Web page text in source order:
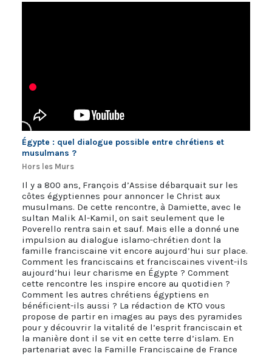
Égypte : quel dialogue possible entre chrétiens et
musulmans ?
Hors les Murs
Il y a 800 ans, François d’Assise débarquait sur les
côtes égyptiennes pour annoncer le Christ aux
musulmans. De cette rencontre, à Damiette, avec le
sultan Malik Al-Kamil, on sait seulement que le
Poverello rentra sain et sauf. Mais elle a donné une
impulsion au dialogue islamo-chrétien dont la
famille franciscaine vit encore aujourd’hui sur place.
Comment les franciscains et franciscaines vivent-ils
aujourd’hui leur charisme en Égypte ? Comment
cette rencontre les inspire encore au quotidien ?
Comment les autres chrétiens égyptiens en
bénéficient-ils aussi ? La rédaction de KTO vous
propose de partir en images au pays des pyramides
pour y découvrir la vitalité de l’esprit franciscain et
la manière dont il se vit en cette terre d’islam. En
partenariat avec la Famille Franciscaine de France